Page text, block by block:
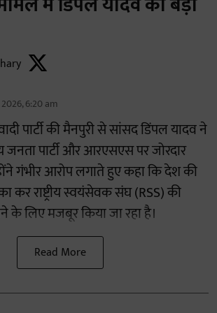
6:20 am
पार्टी की मैनपुरी से सांसद डिंपल यादव ने
जनता पार्टी और आरएसएस पर जोरदार
गंभीर आरोप लगाते हुए कहा कि देश की
कर राष्ट्रीय स्वयंसेवक संघ (RSS) की
के लिए मजबूर किया जा रहा है।
Read More